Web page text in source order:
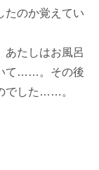
たのか覚えてい
たしはお風呂
て……。その後
でした……。